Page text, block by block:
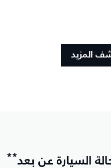
المزيد
السيارة عن بعد**